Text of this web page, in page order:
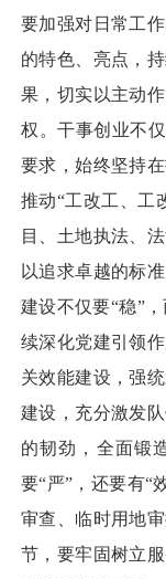
要加强对日常工
的特色、亮点，
果，切实以主动
权。干事创业不
要求，始终坚持
推动“工改工、工
目、土地执法、
以追求卓越的标
建设不仅要“稳”
续深化党建引领
关效能建设，强
建设，充分激发
的韧劲，全面锻
要“严”，还要有“
审查、临时用地
节，要牢固树立